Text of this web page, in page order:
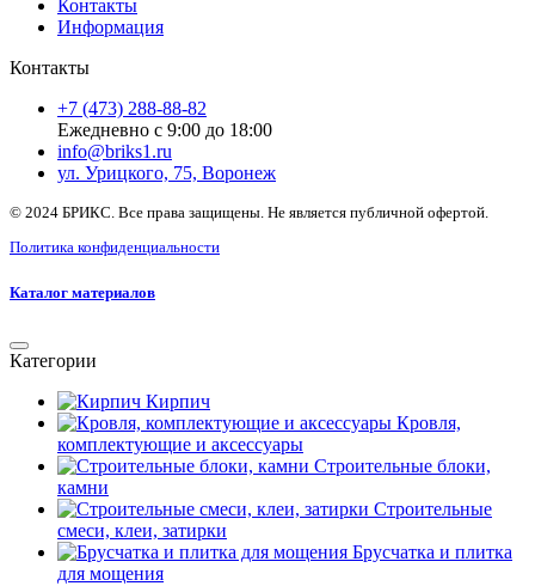
Контакты
Информация
Контакты
+7 (473) 288-88-82
Ежедневно с 9:00 до 18:00
info@briks1.ru
ул. Урицкого, 75, Воронеж
© 2024 БРИКС. Все права защищены. Не является публичной офертой.
Политика конфиденциальности
Каталог материалов
Категории
Кирпич
Кровля,
комплектующие и аксессуары
Строительные блоки,
камни
Строительные
смеси, клеи, затирки
Брусчатка и плитка
для мощения